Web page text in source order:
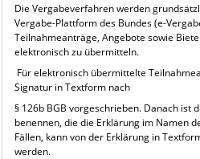
Die Vergabeverfahren werden
Vergabe-Plattform des Bundes (e-
Teilnahmeanträge, Angebote sowie
elektronisch zu übermitteln.
Für elektronisch übermittelte
Signatur in Textform nach
§ 126b BGB vorgeschrieben. Danach ist
benennen, die die Erklärung im Namen
Fällen, kann von der Erklärung in
werden.